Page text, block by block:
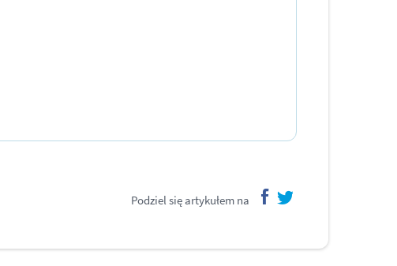
Podziel się artykułem na